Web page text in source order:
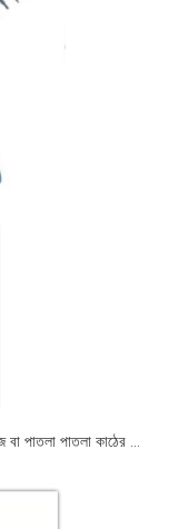
স্ট্যান্ডার্ড এক্সপোর্ট শক্ত কাগজ বা পাতলা পাতলা কাঠের কেস 1 পিসি/বক্স